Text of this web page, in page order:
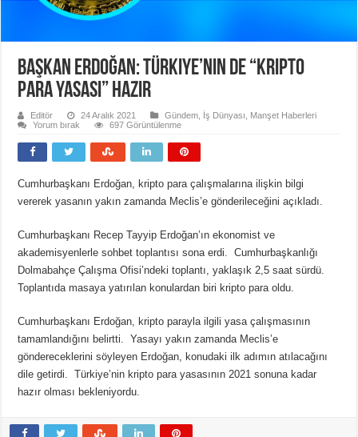
Başkan Erdoğan: Türkiye’nin de “kripto
para yasası” hazır
Editör 24 Aralık 2021 Gündem İş Dünyası
Manşet Haberleri
Yorum bırak
697 Görüntülenme
Cumhurbaşkanı Erdoğan, kripto para çalışmalarına ilişkin bilgi
vererek yasanın yakın zamanda Meclis’e gönderileceğini açıkladı.
Cumhurbaşkanı Recep Tayyip Erdoğan’ın ekonomist ve
akademisyenlerle sohbet toplantısı sona erdi. Cumhurbaşkanlığı
Dolmabahçe Çalışma Ofisi’ndeki toplantı, yaklaşık 2,5 saat sürdü.
Toplantıda masaya yatırılan konulardan biri kripto para oldu.
Cumhurbaşkanı Erdoğan, kripto parayla ilgili yasa çalışmasının
tamamlandığını belirtti. Yasayı yakın zamanda Meclis’e
göndereceklerini söyleyen Erdoğan, konudaki ilk adımın atılacağını
dile getirdi. Türkiye’nin kripto para yasasının 2021 sonuna kadar
hazır olması bekleniyordu.